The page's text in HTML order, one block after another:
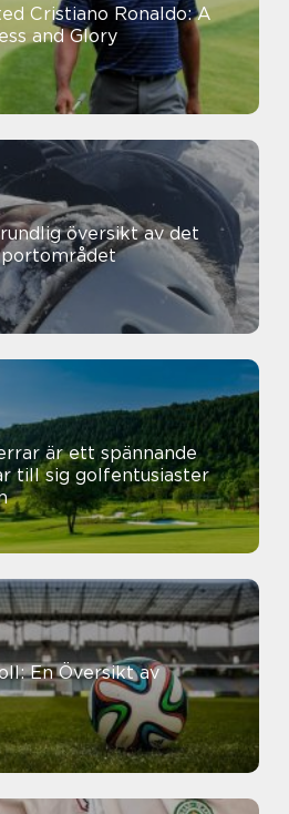
Cristiano Ronaldo: A
and Glory
översikt av det
är ett spännande
till sig golfentusiaster
En Översikt av